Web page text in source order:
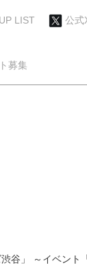
LIST 公式
募集
谷」 ～イベント